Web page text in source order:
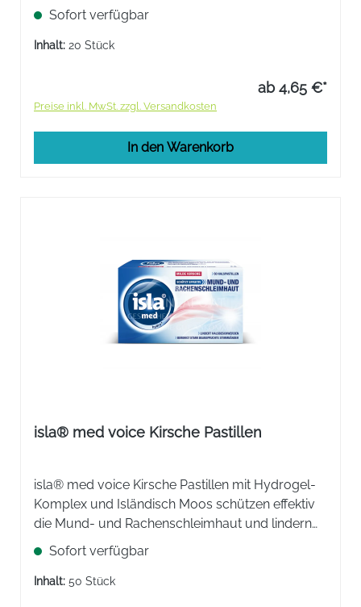
Sofort verfügbar
Inhalt: 20 Stück
ab 4,65 €*
Preise inkl. MwSt. zzgl. Versandkosten
In den Warenkorb
isla® med voice Kirsche Pastillen
isla® med voice Kirsche Pastillen mit Hydrogel-
Komplex und Isländisch Moos schützen effektiv
die Mund- und Rachenschleimhaut und lindern
Hals- und Schluckbeschwerden sowie
Hustenreiz. Mit fruchtigem Geschmack nach
Kirsche.
Sofort verfügbar
Inhalt: 50 Stück